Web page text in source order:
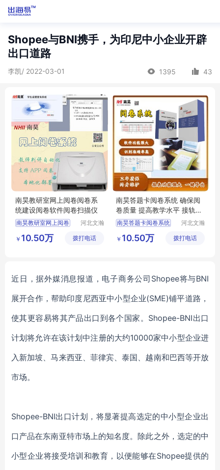
Shopee与BNI携手，为印尼中小企业开辟
出口道路
李凯/ 2022-03-01 1395 43
南昊教研室网上阅卷阅卷系
统建设阅卷软件阅卷扫描仪
南昊教研室网上阅卷
阅卷软件 阅卷扫描仪
河北文瀚
技发展有
￥ 10.50万 拨打电话
南昊答题卡阅卷系统 确保阅
卷质量 提高教学水平 接轨教
学模式
南昊答题卡阅卷系统
考试电脑阅卷
河北文瀚
技发展有
￥ 10.50万 拨打电话
近日，据外媒消息报道，电子商务公司 Shopee将与BNI
展开合作，帮助印度尼西亚中小型企业(SME)铺平道路，
使其更容易将其产品出口到各个国家。Shopee-BNI出口
计划将允许在该计划中注册的大约10000家中小型企业进
入新加坡、马来西亚、菲律宾、泰国、越南和巴西等开放
市场。
Shopee-BNI出口计划，将显著提高选定的中小型企业出
口产品在东南亚特市场上的知名度。除此之外，选定的中
小型企业将接受培训和教育，以便能够在Shopee提供的